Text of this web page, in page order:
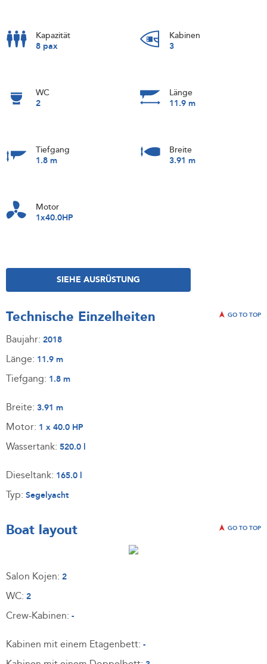
Kapazität
8 pax
Kabinen
3
WC
2
Länge
11.9 m
Tiefgang
1.8 m
Breite
3.91 m
Motor
1x40.0HP
SIEHE AUSRÜSTUNG
Technische Einzelheiten GO TO TOP
Baujahr: 2018
Länge: 11.9 m
Tiefgang: 1.8 m
Breite: 3.91 m
Motor: 1 x 40.0 HP
Wassertank: 520.0 l
Dieseltank: 165.0 l
Typ: Segelyacht
Boat layout GO TO TOP
Salon Kojen: 2
WC: 2
Crew-Kabinen: -
Kabinen mit einem Etagenbett: -